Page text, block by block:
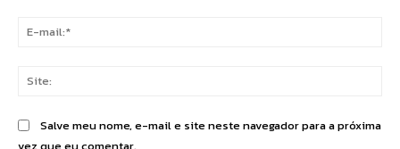
Salve meu nome, e-mail e site neste navegador para a próxima